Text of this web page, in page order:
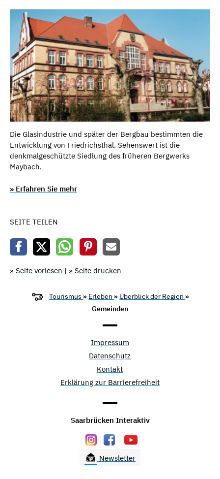
Die Glasindustrie und später der Bergbau bestimmten die
Entwicklung von Friedrichsthal. Sehenswert ist die
denkmalgeschützte Siedlung des früheren Bergwerks
Maybach.
» Erfahren Sie mehr
SEITE TEILEN
» Seite vorlesen | » Seite drucken
Tourismus » Erleben » Überblick der Region »
Gemeinden
Impressum
Datenschutz
Kontakt
Erklärung zur Barrierefreiheit
Saarbrücken Interaktiv
Newsletter